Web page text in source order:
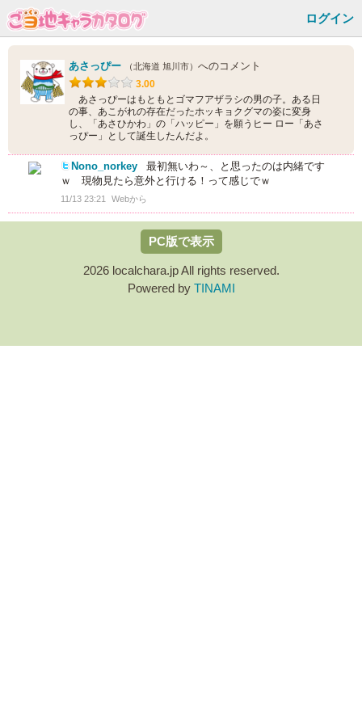
ログイン
あさっぴー （北海道 旭川市） へのコメント
3.00
あさっぴーはもともとゴマフアザラシの男の子。ある日
の事、あこがれの存在だったホッキョクグマの姿に変身
し、「あさひかわ」の「ハッピー」を願うヒー ロー「あさ
っぴー」として誕生したんだよ。
Nono_norkey
最初無いわ～、と思ったのは内緒です
ｗ 現物見たら意外と行ける！って感じでｗ
11/13 23:21 Webから
PC版で表示
2026 localchara.jp All rights reserved.
Powered by TINAMI